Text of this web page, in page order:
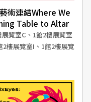
術連結Where We
Table to Altar
覽室C、1館2樓展覽室
2樓展覽室I、1館2樓展覽